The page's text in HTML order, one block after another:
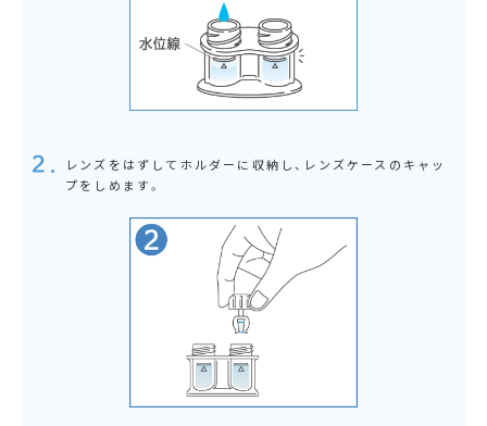
レンズをはずしてホルダーに収納し、 レンズケースのキャッ
プをしめます。